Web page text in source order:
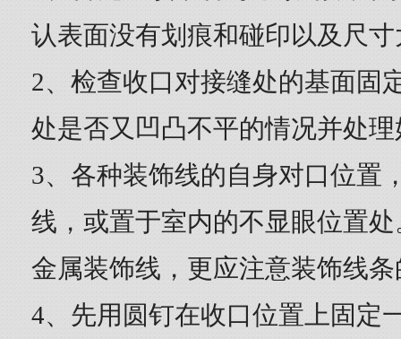
认表面没有划痕和碰印以及尺
2、检查收口对接缝处的基面固
处是否又凹凸不平的情况并处理
3、各种装饰线的自身对口位置
线，或置于室内的不显眼位置
金属装饰线，更应注意装饰线
4、先用圆钉在收口位置上固定